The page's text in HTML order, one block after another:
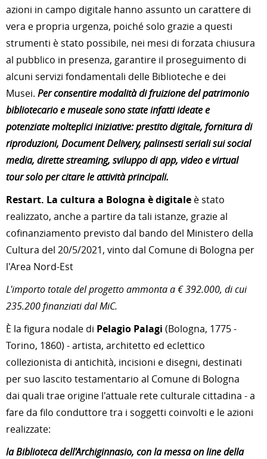
azioni in campo digitale hanno assunto un carattere di
vera e propria urgenza, poiché solo grazie a questi
strumenti è stato possibile, nei mesi di forzata chiusura
al pubblico in presenza, garantire il proseguimento di
alcuni servizi fondamentali delle Biblioteche e dei
Musei. Per consentire modalità di fruizione del patrimonio
bibliotecario e museale sono state infatti ideate e
potenziate molteplici iniziative: prestito digitale, fornitura di
riproduzioni, Document Delivery, palinsesti seriali sui social
media, dirette streaming, sviluppo di app, video e virtual
tour solo per citare le attività principali.
Restart. La cultura a Bologna è digitale è stato
realizzato, anche a partire da tali istanze, grazie al
cofinanziamento previsto dal bando del Ministero della
Cultura del 20/5/2021, vinto dal Comune di Bologna per
l'Area Nord-Est
L'importo totale del progetto ammonta a € 392.000, di cui
235.200 finanziati dal MiC.
È la figura nodale di Pelagio Palagi (Bologna, 1775 -
Torino, 1860) - artista, architetto ed eclettico
collezionista di antichità, incisioni e disegni, destinati
per suo lascito testamentario al Comune di Bologna
dai quali trae origine l'attuale rete culturale cittadina - a
fare da filo conduttore tra i soggetti coinvolti e le azioni
realizzate:
la Biblioteca dell'Archiginnasio, con la messa on line della